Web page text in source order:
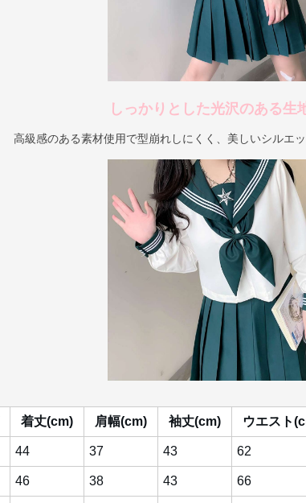
しっかりとした光沢のある生
高級感のある素材使用で型崩れしにくく、美しいシルエ
着丈(cm) 肩幅(cm) 袖丈(cm) ウエスト
44 37 43 62
46 38 43 66